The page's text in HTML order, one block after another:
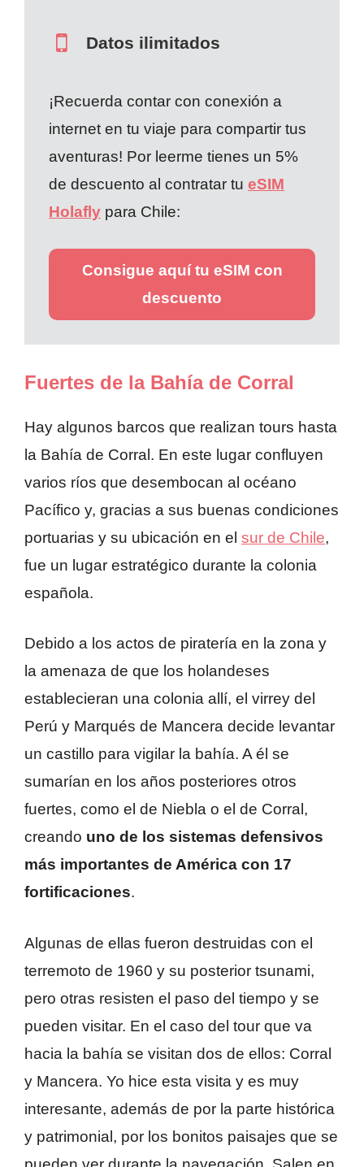
Datos ilimitados
¡Recuerda contar con conexión a
internet en tu viaje para compartir tus
aventuras! Por leerme tienes un 5%
de descuento al contratar tu eSIM
Holafly para Chile:
Consigue aquí tu eSIM con
descuento
Fuertes de la Bahía de Corral
Hay algunos barcos que realizan tours hasta
la Bahía de Corral. En este lugar confluyen
varios ríos que desembocan al océano
Pacífico y, gracias a sus buenas condiciones
portuarias y su ubicación en el sur de Chile,
fue un lugar estratégico durante la colonia
española.
Debido a los actos de piratería en la zona y
la amenaza de que los holandeses
establecieran una colonia allí, el virrey del
Perú y Marqués de Mancera decide levantar
un castillo para vigilar la bahía. A él se
sumarían en los años posteriores otros
fuertes, como el de Niebla o el de Corral,
creando uno de los sistemas defensivos
más importantes de América con 17
fortificaciones.
Algunas de ellas fueron destruidas con el
terremoto de 1960 y su posterior tsunami,
pero otras resisten el paso del tiempo y se
pueden visitar. En el caso del tour que va
hacia la bahía se visitan dos de ellos: Corral
y Mancera. Yo hice esta visita y es muy
interesante, además de por la parte histórica
y patrimonial, por los bonitos paisajes que se